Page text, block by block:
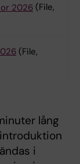
2026 (File,
(File,
lång
i